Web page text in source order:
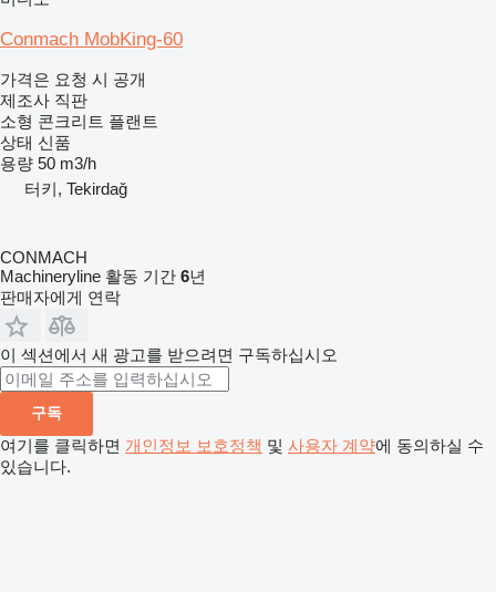
Conmach MobKing-60
가격은 요청 시 공개
제조사 직판
소형 콘크리트 플랜트
상태 신품
용량 50 m3/h
터키, Tekirdağ
CONMACH
Machineryline 활동 기간 6년
판매자에게 연락
이 섹션에서 새 광고를 받으려면 구독하십시오
구독
여기를 클릭하면 개인정보 보호정책 및 사용자 계약에 동의하실 수
있습니다.